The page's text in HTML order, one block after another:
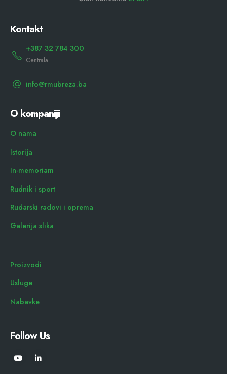
Kontakt
+387 32 784 300
Centrala
info@rmubreza.ba
O kompaniji
O nama
Istorija
In-memoriam
Rudnik i sport
Rudarski radovi i oprema
Galerija slika
Proizvodi
Usluge
Nabavke
Follow Us